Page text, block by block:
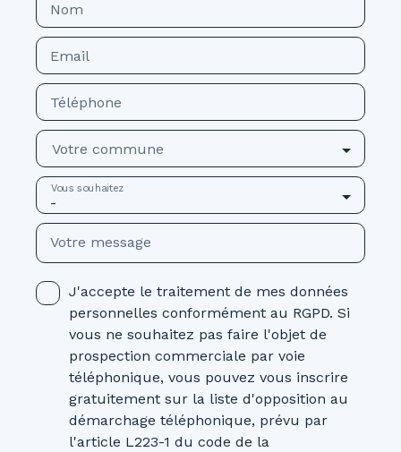
Nom
Email
Téléphone
Votre commune
-
Vous souhaitez
Votre message
J'accepte le traitement de mes données
personnelles conformément au RGPD. Si
vous ne souhaitez pas faire l'objet de
prospection commerciale par voie
téléphonique, vous pouvez vous inscrire
gratuitement sur la liste d'opposition au
démarchage téléphonique, prévu par
l'article L223-1 du code de la